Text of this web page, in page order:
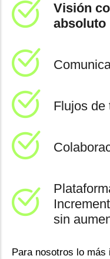
Visión
absoluto
Flujos de
sin
Para nosotros lo